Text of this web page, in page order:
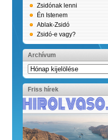
Zsidónak lenni
Én Istenem
Ablak-Zsidó
Zsidó-e vagy?
Archívum
Archívum
Friss hírek